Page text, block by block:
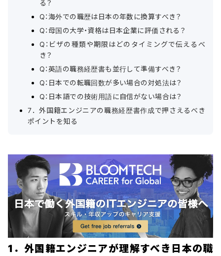
る？
Q：海外での職歴は日本の年数に換算すべき？
Q：母国の大学・資格は日本企業に評価される？
Q：ビザの種類や期限はどのタイミングで伝えるべ
き？
Q：英語の職務経歴書も並行して準備すべき？
Q：日本での転職回数が多い場合の対処法は？
Q：日本語での技術用語に自信がない場合は？
7．外国籍エンジニアの職務経歴書作成で押さえるべき
ポイントを知る
1．外国籍エンジニアが理解すべき日本の職